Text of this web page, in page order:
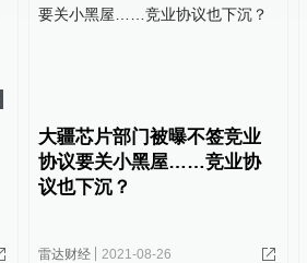
大疆芯片部门被曝不签竞业
协议要关小黑屋……竞业协
议也下沉？
雷达财经 2021-08-26